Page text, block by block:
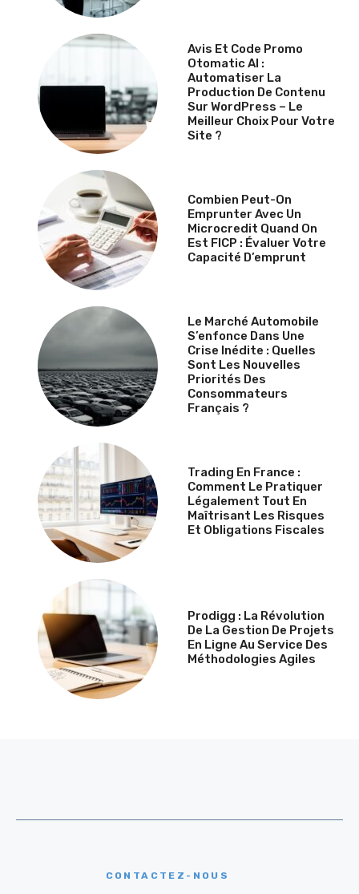
Avis Et Code Promo
Otomatic AI :
Automatiser La
Production De Contenu
Sur WordPress – Le
Meilleur Choix Pour Votre
Site ?
Combien Peut-On
Emprunter Avec Un
Microcredit Quand On
Est FICP : Évaluer Votre
Capacité D’emprunt
Le Marché Automobile
S’enfonce Dans Une
Crise Inédite : Quelles
Sont Les Nouvelles
Priorités Des
Consommateurs
Français ?
Trading En France :
Comment Le Pratiquer
Légalement Tout En
Maîtrisant Les Risques
Et Obligations Fiscales
Prodigg : La Révolution
De La Gestion De Projets
En Ligne Au Service Des
Méthodologies Agiles
CONTACTEZ-NOUS